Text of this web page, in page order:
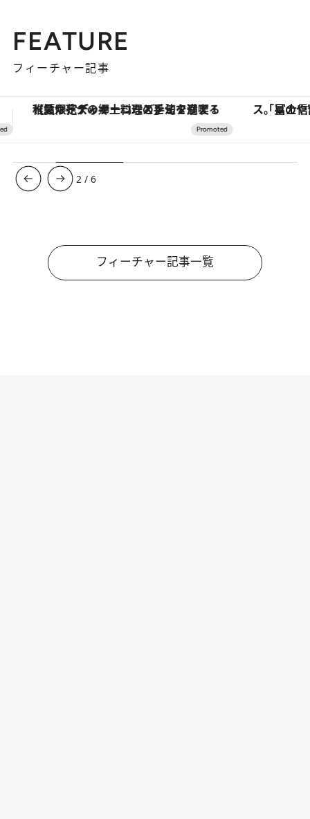
FEATURE
フィーチャー記事
「星のや富士」でデジタルデトックス。冨士信仰の歴史を辿り、心身を調える。 【銀座で出合う最旬美容】美髪ケアや上質
3 /6
フィーチャー記事一覧